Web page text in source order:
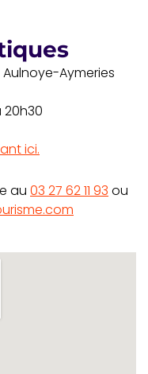
Aulnoye-Aymeries
20h30
ici.
au 03 27 62 11 93 ou